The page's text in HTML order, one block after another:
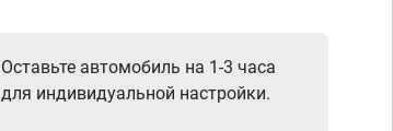
Оставьте автомобиль на 1-3 часа
для индивидуальной настройки.